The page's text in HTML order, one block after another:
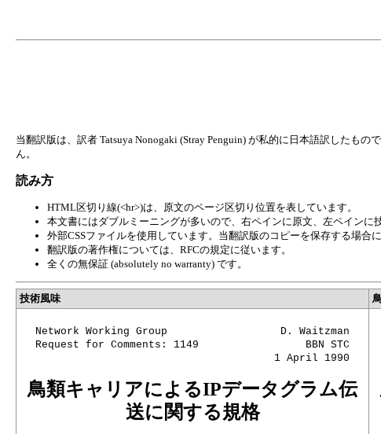
当翻訳版は、訳者 Tatsuya Nonogaki (Stray Penguin) が私的に日本語訳したも
ん。
読み方
HTML区切り線(<hr>)は、原文のページ区切り位置を表しています。
本文書にはダブルミーニングが多いので、右ペインに原文、左ペインに
外部CSSファイルを使用しています。当翻訳版のコピーを保存する場合
翻訳版の著作権については、RFCの規定に従います。
全くの無保証 (absolutely no warranty) です。
技術風味
Network Working Group                  D. Waitzman
Request for Comments: 1149                 BBN STC
                                      1 April 1990
鳥類キャリアによるIPデータグラム伝
送に関する規格